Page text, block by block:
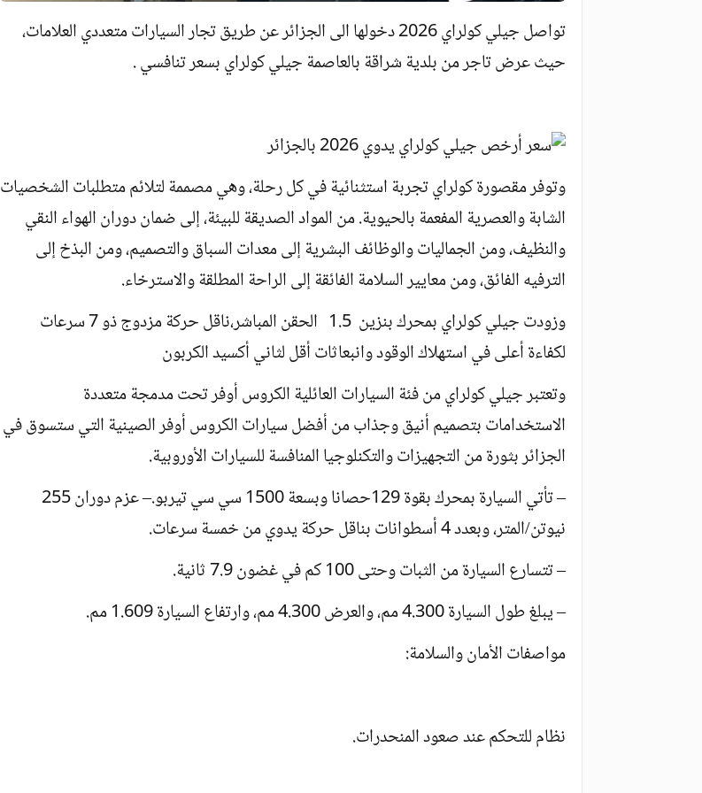
تواصل جيلي كولراي 2026 دخولها الى الجزائر عن طريق تجار السيارات متعددي العلامات،
حيث عرض تاجر من بلدية شراقة بالعاصمة جيلي كولراي بسعر تنافسي .
وتوفر مقصورة كولراي تجربة استثنائية في كل رحلة، وهي مصممة لتلائم متطلبات الشخصيات
الشابة والعصرية المفعمة بالحيوية. من المواد الصديقة للبيئة، إلى ضمان دوران الهواء النقي
والنظيف، ومن الجماليات والوظائف ‏البشرية إلى معدات السباق والتصميم، ومن البذخ إلى
الترفيه ‏الفائق، ومن معايير السلامة الفائقة إلى الراحة المطلقة ‏والاسترخاء.
وزودت جيلي كولراي بمحرك بنزين 1.5 الحقن المباشر،ناقل حركة مزدوج ذو 7 سرعات
لكفاءة أعلى في استهلاك الوقود وانبعاثات أقل لثاني أكسيد الكربون
وتعتبر جيلي كولراي من فئة السيارات العائلية الكروس أوفر تحت مدمجة متعددة
الاستخدامات بتصميم أنيق وجذاب من أفضل سيارات الكروس أوفر الصينية التي ستسوق في
الجزائر بثورة من التجهيزات والتكنلوجيا المنافسة للسيارات الأوروبية.
– تأتي السيارة بمحرك بقوة 129حصانا وبسعة 1500 سي سي تيربو.– عزم دوران 255
نيوتن/المتر، وبعدد 4 أسطوانات بناقل حركة يدوي من خمسة سرعات.
– تتسارع السيارة من الثبات وحتى 100 كم في غضون 7.9 ثانية.
– يبلغ طول السيارة 4.300 مم، والعرض 4.300 مم، وارتفاع السيارة 1.609 مم.
مواصفات الأمان والسلامة:
نظام للتحكم عند صعود المنحدرات.